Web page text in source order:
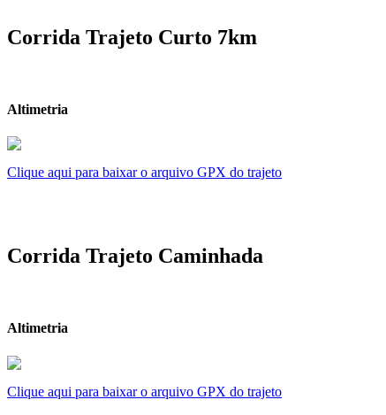
Corrida Trajeto Curto 7km
Altimetria
Clique aqui para baixar o arquivo GPX do trajeto
Corrida Trajeto Caminhada
Altimetria
Clique aqui para baixar o arquivo GPX do trajeto